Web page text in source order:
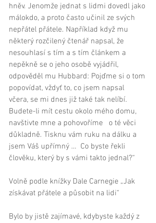
hněv. Jenomže jednat s lidmi dovedl jako
málokdo, a proto často učinil ze svých
nepřátel přátele. Například když mu
některý rozčilený čtenář napsal, že
nesouhlasí s tím a s tím článkem a
nepěkně se o jeho osobě vyjádřil,
odpověděl mu Hubbard: Pojďme si o tom
popovídat, vždyť to, co jsem napsal
včera, se mi dnes již také tak nelíbí.
Budete-li mít cestu okolo mého domu,
navštivte mne a pohovoříme   o té věci
důkladně. Tisknu vám ruku na dálku a
jsem Váš upřímný …  Co byste řekli
člověku, který by s vámi takto jednal?“
Volně podle knížky Dale Carnegie „Jak
získávat přátele a působit na lidi“
Bylo by jistě zajímavé, kdybyste každý z